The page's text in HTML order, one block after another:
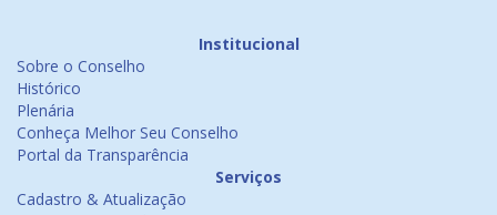
Institucional
Sobre o Conselho
Histórico
Plenária
Conheça Melhor Seu Conselho
Portal da Transparência
Serviços
Cadastro & Atualização